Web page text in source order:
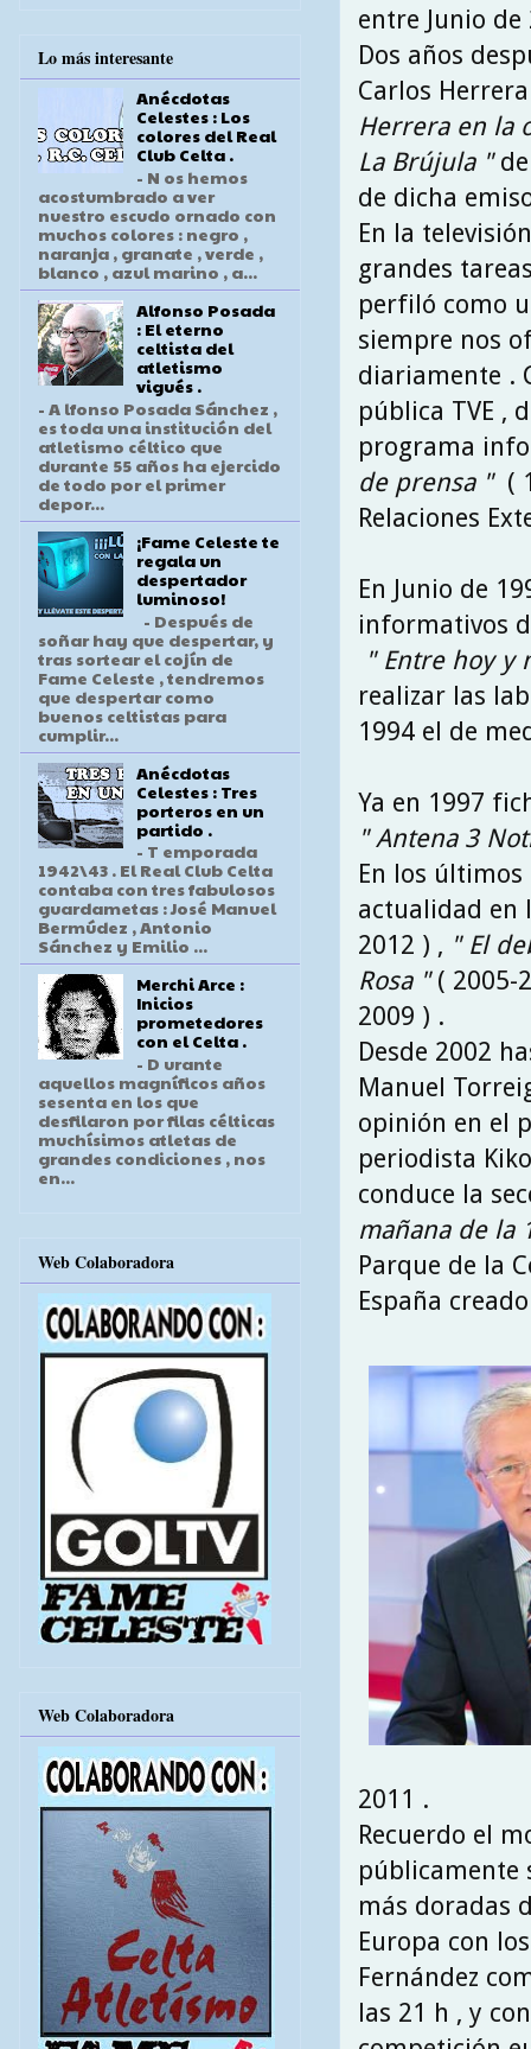
entre Junio de
Dos años
Carlos
Herrera en la
La Brújula "de
de dicha
En la
grandes
perfiló como
siempre nos
diariamente .
pública TVE ,
programa
de prensa " (
Relaciones
En Junio de
informativos
" Entre hoy y
realizar las
1994 el de
Ya en 1997
" Antena 3
En los
actualidad en
2012 ) , " El
Rosa "( 2005-
2009 ) .
Desde 2002
Manuel
opinión en el
periodista
conduce la
mañana de la
Parque de la
España
2011 .
Recuerdo el
públicamente
más doradas
Europa con
Fernández
las 21 h , y
Lo más interesante
Anécdotas
Celestes : Los
colores del Real
Club Celta .
- N os hemos
acostumbrado a ver
nuestro escudo ornado con
muchos colores : negro ,
naranja , granate , verde ,
blanco , azul marino , a...
Alfonso Posada
: El eterno
celtista del
atletismo
vigués .
- A lfonso Posada Sánchez ,
es toda una institución del
atletismo céltico que
durante 55 años ha ejercido
de todo por el primer
depor...
¡Fame Celeste te
regala un
despertador
luminoso!
- Después de
soñar hay que despertar, y
tras sortear el cojín de
Fame Celeste , tendremos
que despertar como
buenos celtistas para
cumplir...
Anécdotas
Celestes : Tres
porteros en un
partido .
- T emporada
1942\43 . El Real Club Celta
contaba con tres fabulosos
guardametas : José Manuel
Bermúdez , Antonio
Sánchez y Emilio ...
Merchi Arce :
Inicios
prometedores
con el Celta .
- D urante
aquellos magníficos años
sesenta en los que
desfilaron por filas célticas
muchísimos atletas de
grandes condiciones , nos
en...
Web Colaboradora
Web Colaboradora